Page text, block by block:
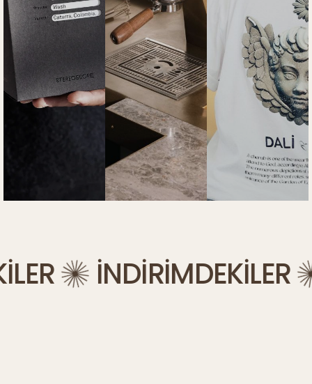
İNDİRİMDEKİLER